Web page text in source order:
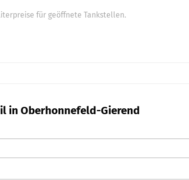
für geöffnete Tankstellen.
in Oberhonnefeld-Gierend